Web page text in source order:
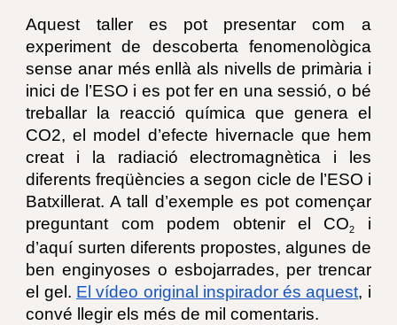
Aquest taller es pot presentar com a
experiment de descoberta fenomenològica
sense anar més enllà als nivells de primària i
inici de l’ESO i es pot fer en una sessió, o bé
treballar la reacció química que genera el
CO2, el model d’efecte hivernacle que hem
creat i la radiació electromagnètica i les
diferents freqüències a segon cicle de l’ESO i
Batxillerat. A tall d’exemple es pot començar
preguntant com podem obtenir el CO2
i
d’aquí surten diferents propostes, algunes de
ben enginyoses o esbojarrades, per trencar
el gel. El vídeo original inspirador és aquest, i
convé llegir els més de mil comentaris.